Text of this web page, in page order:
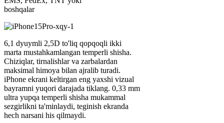
boshqalar
6,1 dyuymli 2,5D to'liq qopqoqli ikki
marta mustahkamlangan temperli shisha.
Chiziqlar, tirnalishlar va zarbalardan
maksimal himoya bilan ajralib turadi.
iPhone ekrani keltirgan eng yaxshi vizual
bayramni yuqori darajada tiklang. 0,33 mm
ultra yupqa temperli shisha mukammal
sezgirlikni ta'minlaydi, teginish ekranda
hech narsani his qilmaydi.